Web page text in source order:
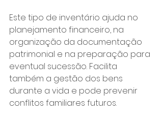
Este tipo de inventário ajuda no
planejamento financeiro, na
organização da documentação
patrimonial e na preparação para
eventual sucessão. Facilita
também a gestão dos bens
durante a vida e pode prevenir
conflitos familiares futuros.